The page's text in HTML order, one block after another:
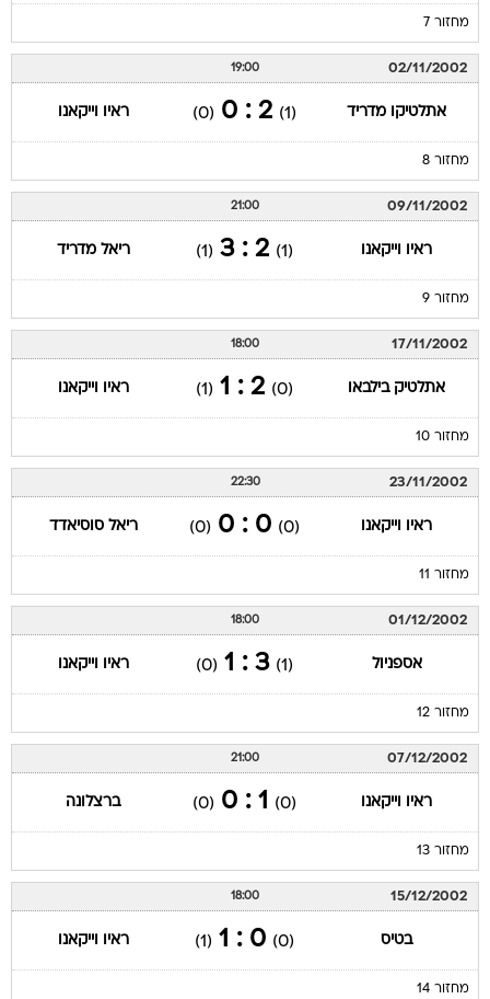
מחזור 7
02/11/2002
19:00
אתלטיקו מדריד (1)
2 : 0
(0) ראיו וייקאנו
מחזור 8
09/11/2002
21:00
ראיו וייקאנו (1)
2 : 3
(1) ריאל מדריד
מחזור 9
17/11/2002
18:00
אתלטיק בילבאו (0)
2 : 1
(1) ראיו וייקאנו
מחזור 10
23/11/2002
22:30
ראיו וייקאנו (0)
0 : 0
(0) ריאל סוסיאדד
מחזור 11
01/12/2002
18:00
אספניול (1)
3 : 1
(0) ראיו וייקאנו
מחזור 12
07/12/2002
21:00
ראיו וייקאנו (0)
1 : 0
(0) ברצלונה
מחזור 13
15/12/2002
18:00
בטיס (0)
0 : 1
(1) ראיו וייקאנו
מחזור 14